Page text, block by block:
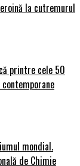
la cutremurul
printre cele 50
mondial.
de Chimie